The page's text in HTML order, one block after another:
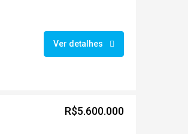
Ver detalhes
R$5.600.000